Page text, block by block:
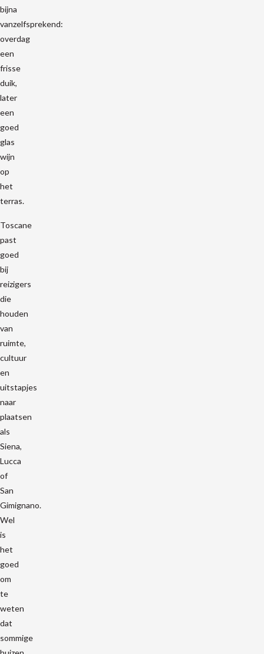
bijna
vanzelfsprekend:
overdag
een
frisse
duik,
later
een
goed
glas
wijn
op
het
terras.
Toscane
past
goed
bij
reizigers
die
houden
van
ruimte,
cultuur
en
uitstapjes
naar
plaatsen
als
Siena,
Lucca
of
San
Gimignano.
Wel
is
het
goed
om
te
weten
dat
sommige